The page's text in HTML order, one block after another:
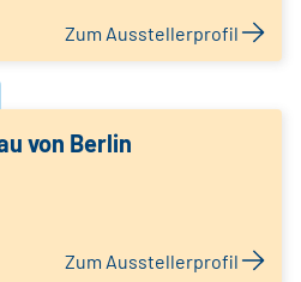
Zum Ausstellerprofil
von Berlin
Zum Ausstellerprofil